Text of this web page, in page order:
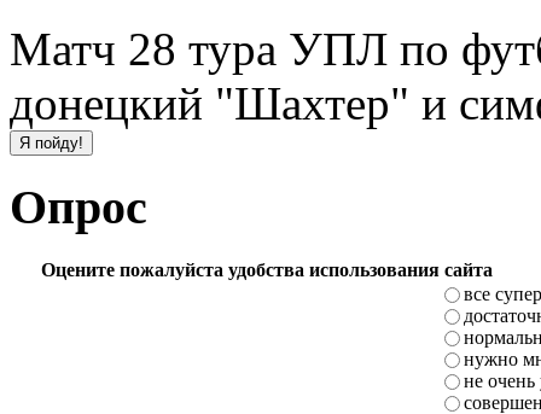
Матч 28 тура УПЛ по
донецкий "Шахтер" и
Опрос
Оцените пожалуйста удобства использования сайта
все супер
нужно
не очень